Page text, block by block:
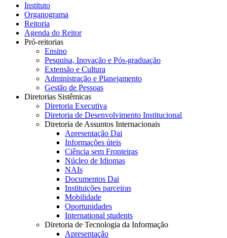
Instituto
Organograma
Reitoria
Agenda do Reitor
Pró-reitorias
Ensino
Pesquisa, Inovação e Pós-graduação
Extensão e Cultura
Administração e Planejamento
Gestão de Pessoas
Diretorias Sistêmicas
Diretoria Executiva
Diretoria de Desenvolvimento Institucional
Diretoria de Assuntos Internacionais
Apresentação Dai
Informações úteis
Ciência sem Fronteiras
Núcleo de Idiomas
NAIs
Documentos Dai
Instituições parceiras
Mobilidade
Oportunidades
International students
Diretoria de Tecnologia da Informação
Apresentação